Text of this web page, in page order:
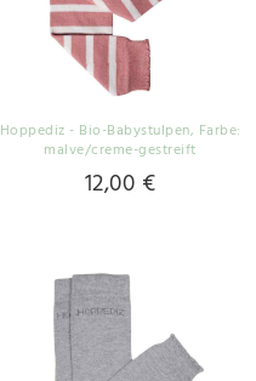
Hoppediz - Bio-Babystulpen, Farbe:
malve/creme-gestreift
12,00 €